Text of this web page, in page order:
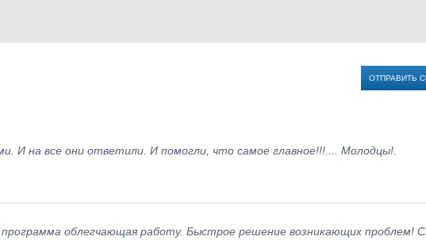
ОТПРАВИТЬ
И на все они ответили. И помогли, что самое главное!!!.... Молодцы!.
программа облегчающая работу. Быстрое решение возникающих проблем!